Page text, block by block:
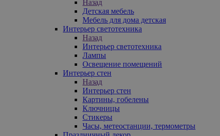
Назад
Детская мебель
Мебель для дома детская
Интерьер светотехника
Назад
Интерьер светотехника
Лампы
Освещение помещений
Интерьер стен
Назад
Интерьер стен
Картины, гобелены
Ключницы
Стикеры
Часы, метеостанции, термометры